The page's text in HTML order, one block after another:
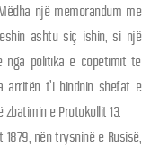
një memorandum me
ashtu siç ishin, si një
nga politika e copëtimit të
t’i bindnin shefat e
e Protokollit 13.
nën trysninë e Rusisë,